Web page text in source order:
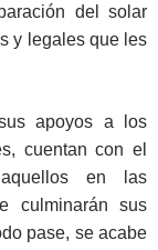
del solar
y legales que les
apoyos a los
cuentan con el
en las
culminarán sus
pase, se acabe